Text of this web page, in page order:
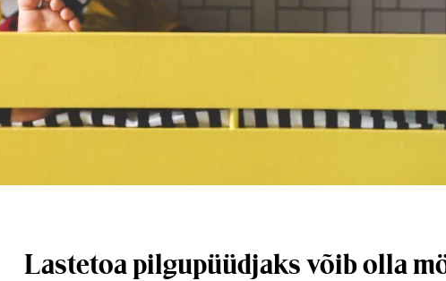
Lastetoa pilgupüüdjaks võib olla